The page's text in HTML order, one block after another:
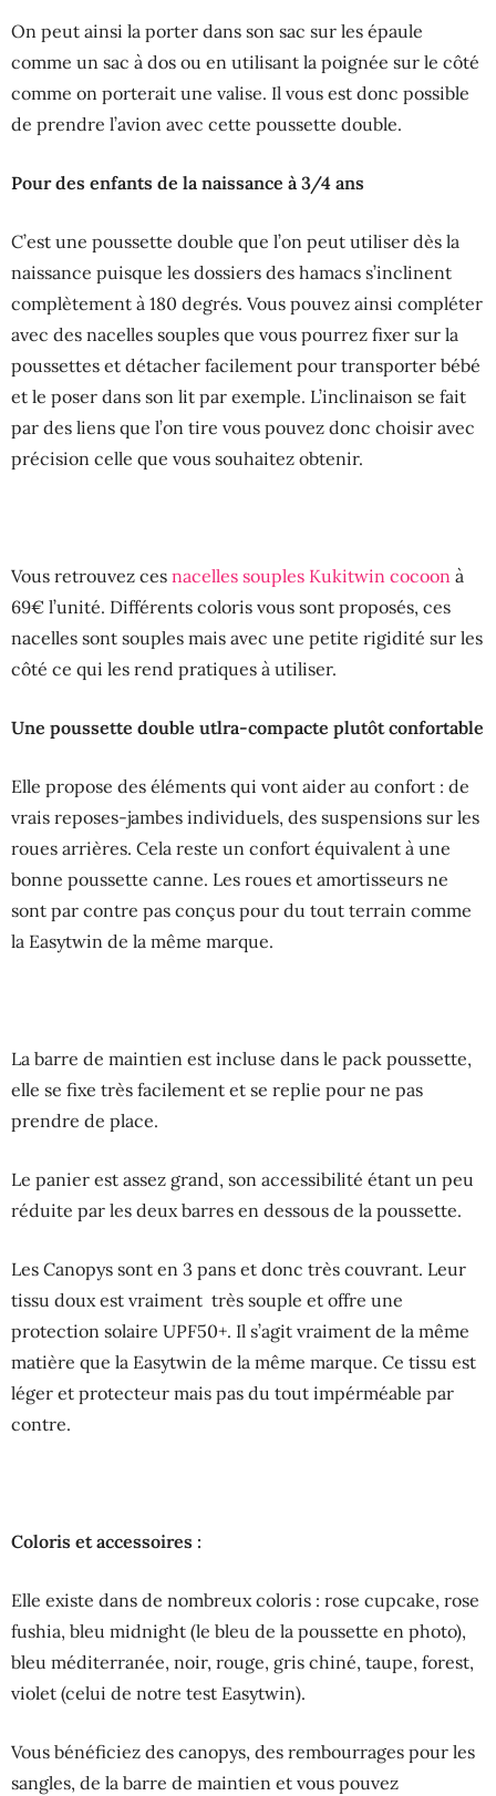
On peut ainsi la porter dans son sac sur les épaule
comme un sac à dos ou en utilisant la poignée sur le côté
comme on porterait une valise. Il vous est donc possible
de prendre l’avion avec cette poussette double.
Pour des enfants de la naissance à 3/4 ans
C’est une poussette double que l’on peut utiliser dès la
naissance puisque les dossiers des hamacs s’inclinent
complètement à 180 degrés. Vous pouvez ainsi compléter
avec des nacelles souples que vous pourrez fixer sur la
poussettes et détacher facilement pour transporter bébé
et le poser dans son lit par exemple. L’inclinaison se fait
par des liens que l’on tire vous pouvez donc choisir avec
précision celle que vous souhaitez obtenir.
Vous retrouvez ces nacelles souples Kukitwin cocoon à
69€ l’unité. Différents coloris vous sont proposés, ces
nacelles sont souples mais avec une petite rigidité sur les
côté ce qui les rend pratiques à utiliser.
Une poussette double utlra-compacte plutôt confortable
Elle propose des éléments qui vont aider au confort : de
vrais reposes-jambes individuels, des suspensions sur les
roues arrières. Cela reste un confort équivalent à une
bonne poussette canne. Les roues et amortisseurs ne
sont par contre pas conçus pour du tout terrain comme
la Easytwin de la même marque.
La barre de maintien est incluse dans le pack poussette,
elle se fixe très facilement et se replie pour ne pas
prendre de place.
Le panier est assez grand, son accessibilité étant un peu
réduite par les deux barres en dessous de la poussette.
Les Canopys sont en 3 pans et donc très couvrant. Leur
tissu doux est vraiment très souple et offre une
protection solaire UPF50+. Il s’agit vraiment de la même
matière que la Easytwin de la même marque. Ce tissu est
léger et protecteur mais pas du tout impérméable par
contre.
Coloris et accessoires :
Elle existe dans de nombreux coloris : rose cupcake, rose
fushia, bleu midnight (le bleu de la poussette en photo),
bleu méditerranée, noir, rouge, gris chiné, taupe, forest,
violet (celui de notre test Easytwin).
Vous bénéficiez des canopys, des rembourrages pour les
sangles, de la barre de maintien et vous pouvez